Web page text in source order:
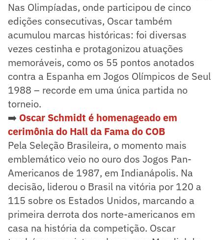
Nas Olimpíadas, onde participou de cinco
edições consecutivas, Oscar também
acumulou marcas históricas: foi diversas
vezes cestinha e protagonizou atuações
memoráveis, como os 55 pontos anotados
contra a Espanha em Jogos Olímpicos de Seul
1988 – recorde em uma única partida no
torneio.
➡️ Oscar Schmidt é homenageado em
cerimônia do Hall da Fama do COB
Pela Seleção Brasileira, o momento mais
emblemático veio no ouro dos Jogos Pan-
Americanos de 1987, em Indianápolis. Na
decisão, liderou o Brasil na vitória por 120 a
115 sobre os Estados Unidos, marcando a
primeira derrota dos norte-americanos em
casa na história da competição. Oscar